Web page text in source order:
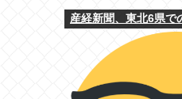
産経新聞、東北6県で